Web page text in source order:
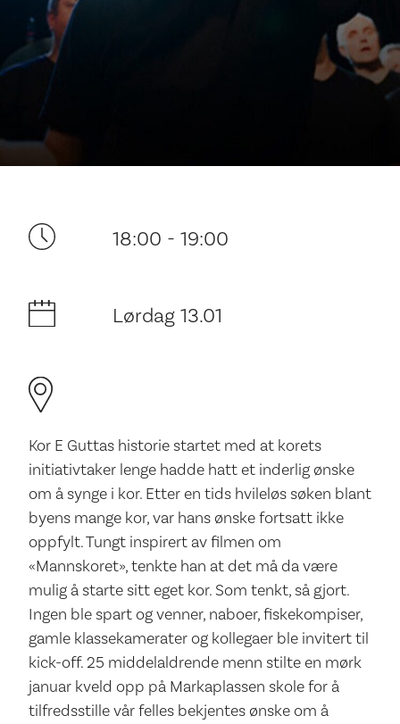
Ditt besøk
18:00 - 19:00
Lørdag 13.01
Kor E Guttas historie startet med at korets
initiativtaker lenge hadde hatt et inderlig ønske
om å synge i kor. Etter en tids hvileløs søken blant
byens mange kor, var hans ønske fortsatt ikke
oppfylt. Tungt inspirert av filmen om
«Mannskoret», tenkte han at det må da være
mulig å starte sitt eget kor. Som tenkt, så gjort.
Ingen ble spart og venner, naboer, fiskekompiser,
gamle klassekamerater og kollegaer ble invitert til
kick-off. 25 middelaldrende menn stilte en mørk
januar kveld opp på Markaplassen skole for å
tilfredsstille vår felles bekjentes ønske om å